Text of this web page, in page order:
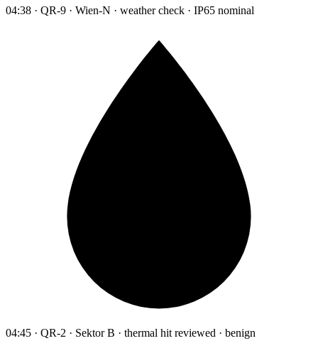
04:38 · QR-9 · Wien-N · weather check · IP65 nominal
04:45 · QR-2 · Sektor B · thermal hit reviewed · benign